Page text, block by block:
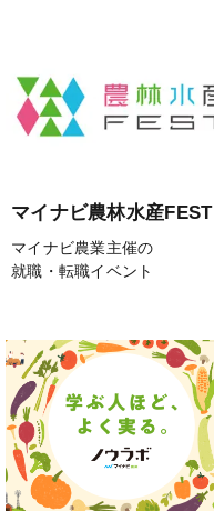
マイナビ農林水産FEST
マイナビ農業主催の
就職・転職イベント